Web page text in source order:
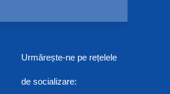
Urmărește-ne pe rețelele
de socializare: